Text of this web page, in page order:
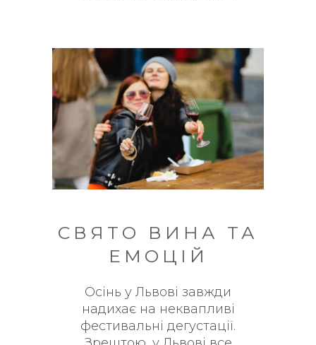
СВЯТО ВИНА ТА
ЕМОЦІЙ
Осінь у Львові завжди
надихає на неквапливі
фестивальні дегустації.